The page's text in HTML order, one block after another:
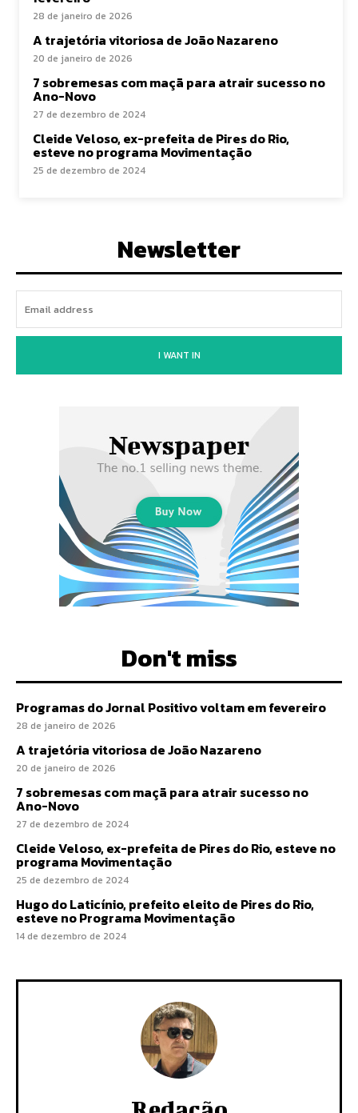
28 de janeiro de 2026
A trajetória vitoriosa de João Nazareno
20 de janeiro de 2026
7 sobremesas com maçã para atrair sucesso no
Ano-Novo
27 de dezembro de 2024
Cleide Veloso, ex-prefeita de Pires do Rio,
esteve no programa Movimentação
25 de dezembro de 2024
Newsletter
I WANT IN
Don't miss
Programas do Jornal Positivo voltam em fevereiro
28 de janeiro de 2026
A trajetória vitoriosa de João Nazareno
20 de janeiro de 2026
7 sobremesas com maçã para atrair sucesso no
Ano-Novo
27 de dezembro de 2024
Cleide Veloso, ex-prefeita de Pires do Rio, esteve no
programa Movimentação
25 de dezembro de 2024
Hugo do Laticínio, prefeito eleito de Pires do Rio,
esteve no Programa Movimentação
14 de dezembro de 2024